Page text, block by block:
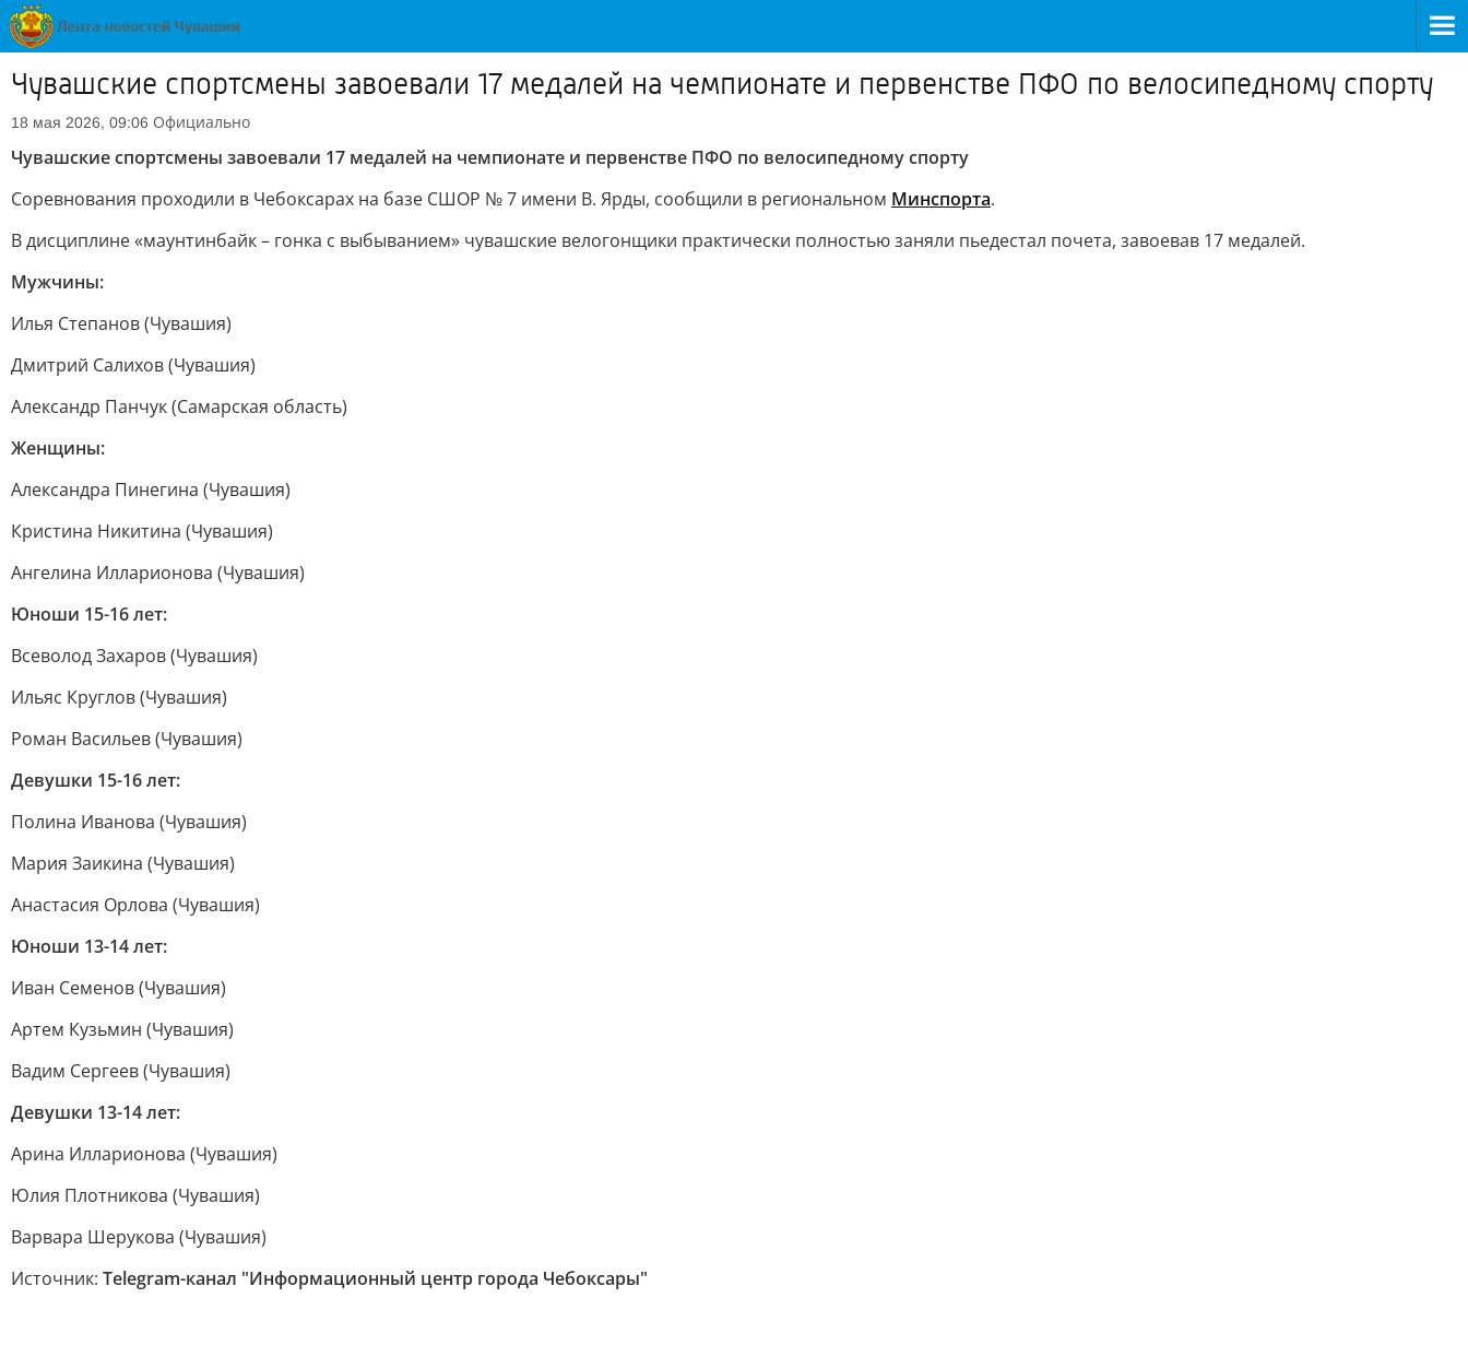
Чувашские спортсмены завоевали 17 медалей на чемпионате и первенстве ПФО по велосипедному спорту
18 мая 2026, 09:06 Официально
Чувашские спортсмены завоевали 17 медалей на чемпионате и первенстве ПФО по велосипедному спорту
Соревнования проходили в Чебоксарах на базе СШОР № 7 имени В. Ярды, сообщили в региональном Минспорта.
В дисциплине «маунтинбайк – гонка с выбыванием» чувашские велогонщики практически полностью заняли пьедестал почета, завоевав 17 медалей.
Мужчины:
Илья Степанов (Чувашия)
Дмитрий Салихов (Чувашия)
Александр Панчук (Самарская область)
Женщины:
Александра Пинегина (Чувашия)
Кристина Никитина (Чувашия)
Ангелина Илларионова (Чувашия)
Юноши 15-16 лет:
Всеволод Захаров (Чувашия)
Ильяс Круглов (Чувашия)
Роман Васильев (Чувашия)
Девушки 15-16 лет:
Полина Иванова (Чувашия)
Мария Заикина (Чувашия)
Анастасия Орлова (Чувашия)
Юноши 13-14 лет:
Иван Семенов (Чувашия)
Артем Кузьмин (Чувашия)
Вадим Сергеев (Чувашия)
Девушки 13-14 лет:
Арина Илларионова (Чувашия)
Юлия Плотникова (Чувашия)
Варвара Шерукова (Чувашия)
Источник: Telegram-канал "Информационный центр города Чебоксары"